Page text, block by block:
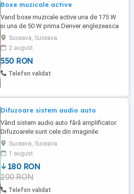
Boxe muzicale active
Vand boxe muzicale active una de 175 W
si una de 50 W prima Denver englezeasca
si a doua TAILGATER * ION in stare
perfecta de functionare, pozele sunt reale,
mai multe relatii la telefon.
Suceava, Suceava
2 august
550 RON
Telefon validat
Difuzoare sistem audio auto
Vând sistem audio auto fără amplificator.
Difuzoarele sunt cele din imaginile
anunțului. Nu trimit prin curierat.
Suceava, Suceava
1 august
180 RON
200 RON
Telefon validat